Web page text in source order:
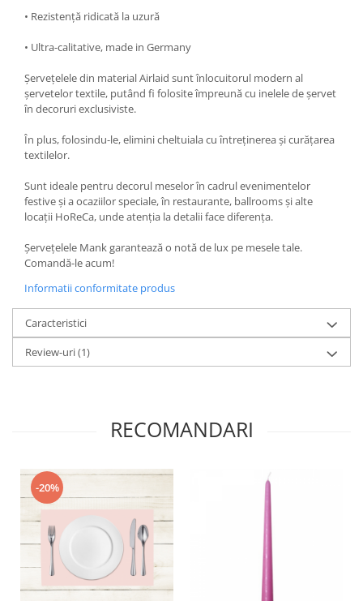
• Rezistență ridicată la uzură
• Ultra-calitative, made in Germany
Șervețelele din material Airlaid sunt înlocuitorul modern al
șervetelor textile, putând fi folosite împreună cu inelele de șervet
în decoruri exclusiviste.
În plus, folosindu-le, elimini cheltuiala cu întreținerea și curățarea
textilelor.
Sunt ideale pentru decorul meselor în cadrul evenimentelor
festive și a ocaziilor speciale, în restaurante, ballrooms și alte
locații HoReCa, unde atenția la detalii face diferența.
Șervețelele Mank garantează o notă de lux pe mesele tale.
Comandă-le acum!
Informatii conformitate produs
Caracteristici
Review-uri(1)
RECOMANDARI
-20%